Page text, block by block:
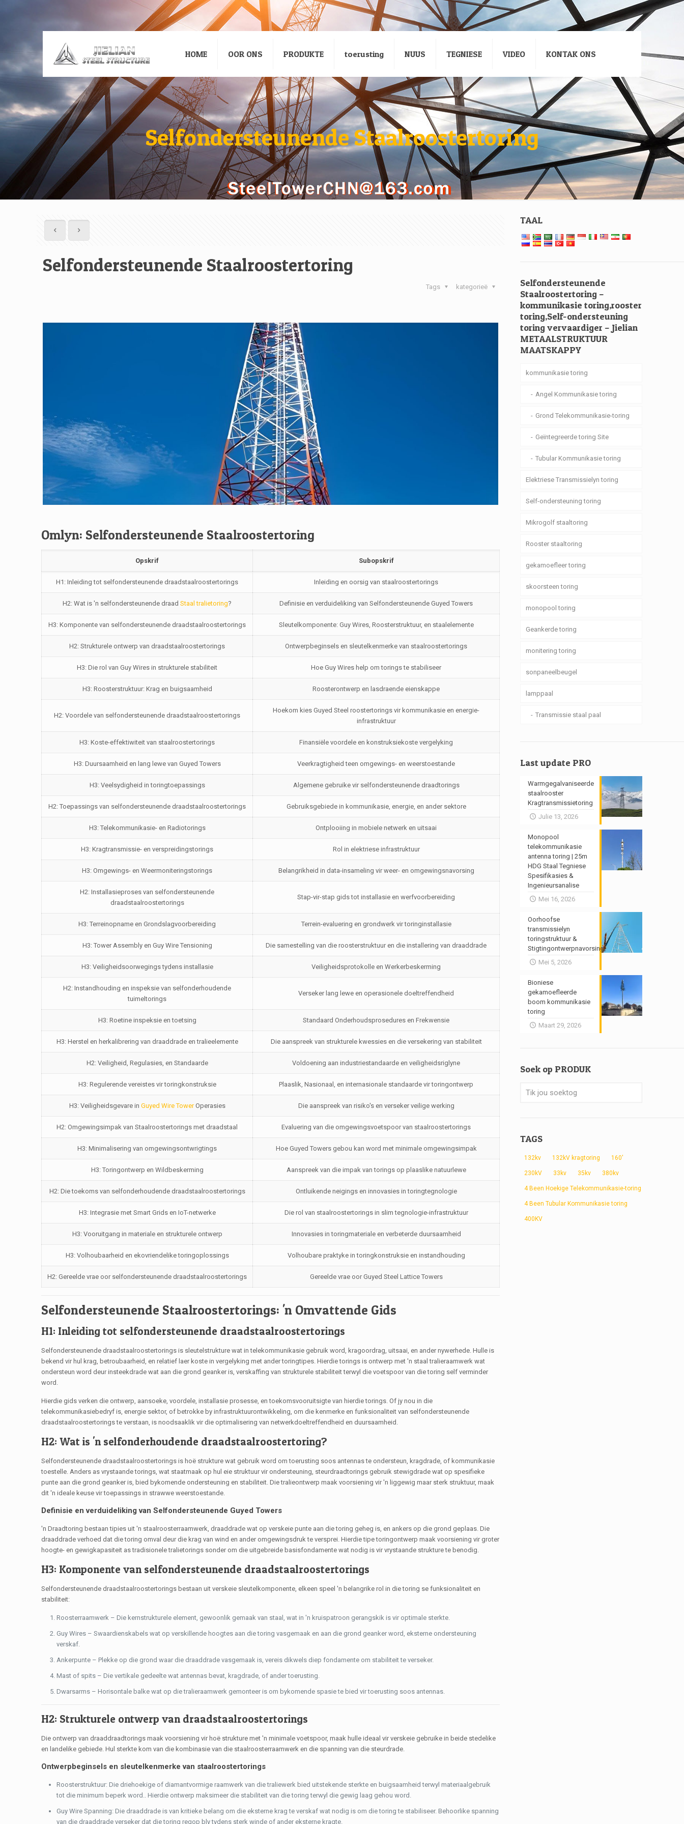
HOME OOR ONS PRODUKTE toerusting NUUS TEGNIESE VIDEO KONTAK ONS
Selfondersteunende Staalroostertoring
Selfondersteunende Staalroostertoring
kategorieë
Tags
Omlyn: Selfondersteunende Staalroostertoring
Opskrif Subopskrif
H1: Inleiding tot selfondersteunende draadstaalroostertorings Inleiding en oorsig van staalroostertorings
H2: Wat is 'n selfondersteunende draadStaal tralietoring? Definisie en verduideliking van Selfondersteunende Guyed Towers
H3: Komponente van selfondersteunende draadstaalroostertorings Sleutelkomponente: Guy Wires, Roosterstruktuur, en staalelemente
H2: Strukturele ontwerp van draadstaalroostertorings Ontwerpbeginsels en sleutelkenmerke van staalroostertorings
H3: Die rol van Guy Wires in strukturele stabiliteit Hoe Guy Wires help om torings te stabiliseer
H3: Roosterstruktuur: Krag en buigsaamheid Roosterontwerp en lasdraende eienskappe
H2: Voordele van selfondersteunende draadstaalroostertorings
Hoekom kies Guyed Steel roostertorings vir kommunikasie en energie-
infrastruktuur
H3: Koste-effektiwiteit van staalroostertorings Finansiële voordele en konstruksiekoste vergelyking
H3: Duursaamheid en lang lewe van Guyed Towers Veerkragtigheid teen omgewings- en weerstoestande
H3: Veelsydigheid in toringtoepassings Algemene gebruike vir selfondersteunende draadtorings
H2: Toepassings van selfondersteunende draadstaalroostertorings Gebruiksgebiede in kommunikasie, energie, en ander sektore
H3: Telekommunikasie- en Radiotorings Ontplooiing in mobiele netwerk en uitsaai
H3: Kragtransmissie- en verspreidingstorings Rol in elektriese infrastruktuur
H3: Omgewings- en Weermoniteringstorings Belangrikheid in data-insameling vir weer- en omgewingsnavorsing
H2: Installasieproses van selfondersteunende
draadstaalroostertorings
Stap-vir-stap gids tot installasie en werfvoorbereiding
H3: Terreinopname en Grondslagvoorbereiding Terrein-evaluering en grondwerk vir toringinstallasie
H3: Tower Assembly en Guy Wire Tensioning Die samestelling van die roosterstruktuur en die installering van draaddrade
H3: Veiligheidsoorwegings tydens installasie Veiligheidsprotokolle en Werkerbeskerming
H2: Instandhouding en inspeksie van selfonderhoudende
tuimeltorings
Verseker lang lewe en operasionele doeltreffendheid
H3: Roetine inspeksie en toetsing Standaard Onderhoudsprosedures en Frekwensie
H3: Herstel en herkalibrering van draaddrade en tralieelemente Die aanspreek van strukturele kwessies en die versekering van stabiliteit
H2: Veiligheid, Regulasies, en Standaarde Voldoening aan industriestandaarde en veiligheidsriglyne
H3: Regulerende vereistes vir toringkonstruksie Plaaslik, Nasionaal, en internasionale standaarde vir toringontwerp
H3: Veiligheidsgevare in Guyed Wire TowerOperasies Die aanspreek van risiko's en verseker veilige werking
H2: Omgewingsimpak van Staalroostertorings met draadstaal Evaluering van die omgewingsvoetspoor van staalroostertorings
H3: Minimalisering van omgewingsontwrigtings Hoe Guyed Towers gebou kan word met minimale omgewingsimpak
H3: Toringontwerp en Wildbeskerming Aanspreek van die impak van torings op plaaslike natuurlewe
H2: Die toekoms van selfonderhoudende draadstaalroostertorings Ontluikende neigings en innovasies in toringtegnologie
H3: Integrasie met Smart Grids en IoT-netwerke Die rol van staalroostertorings in slim tegnologie-infrastruktuur
H3: Vooruitgang in materiale en strukturele ontwerp Innovasies in toringmateriale en verbeterde duursaamheid
H3: Volhoubaarheid en ekovriendelike toringoplossings Volhoubare praktyke in toringkonstruksie en instandhouding
H2: Gereelde vrae oor selfondersteunende draadstaalroostertorings Gereelde vrae oor Guyed Steel Lattice Towers
Selfondersteunende Staalroostertorings: 'n Omvattende Gids
H1: Inleiding tot selfondersteunende draadstaalroostertorings
Selfondersteunende draadstaalroostertorings is sleutelstrukture wat in telekommunikasie gebruik word, kragoordrag, uitsaai, en ander nywerhede. Hulle is
bekend vir hul krag, betroubaarheid, en relatief laer koste in vergelyking met ander toringtipes. Hierdie torings is ontwerp met 'n staal tralieraamwerk wat
ondersteun word deur insteekdrade wat aan die grond geanker is, verskaffing van strukturele stabiliteit terwyl die voetspoor van die toring self verminder
word.
Hierdie gids verken die ontwerp, aansoeke, voordele, installasie prosesse, en toekomsvooruitsigte van hierdie torings. Of jy nou in die
telekommunikasiebedryf is, energie sektor, of betrokke by infrastruktuurontwikkeling, om die kenmerke en funksionaliteit van selfondersteunende
draadstaalroostertorings te verstaan, is noodsaaklik vir die optimalisering van netwerkdoeltreffendheid en duursaamheid.
H2: Wat is 'n selfonderhoudende draadstaalroostertoring?
Selfondersteunende draadstaalroostertorings is hoë strukture wat gebruik word om toerusting soos antennas te ondersteun, kragdrade, of kommunikasie
toestelle. Anders as vrystaande torings, wat staatmaak op hul eie struktuur vir ondersteuning, steurdraadtorings gebruik stewigdrade wat op spesifieke
punte aan die grond geanker is, bied bykomende ondersteuning en stabiliteit. Die tralieontwerp maak voorsiening vir 'n liggewig maar sterk struktuur, maak
dit 'n ideale keuse vir toepassings in strawwe weerstoestande.
Definisie en verduideliking van Selfondersteunende Guyed Towers
'n Draadtoring bestaan ​​tipies uit 'n staalroosterraamwerk, draaddrade wat op verskeie punte aan die toring geheg is, en ankers op die grond geplaas. Die
draaddrade verhoed dat die toring omval deur die krag van wind en ander omgewingsdruk te versprei. Hierdie tipe toringontwerp maak voorsiening vir groter
hoogte- en gewigkapasiteit as tradisionele tralietorings sonder om die uitgebreide basisfondamente wat nodig is vir vrystaande strukture te benodig.
H3: Komponente van selfondersteunende draadstaalroostertorings
Selfondersteunende draadstaalroostertorings bestaan ​​uit verskeie sleutelkomponente, elkeen speel 'n belangrike rol in die toring se funksionaliteit en
stabiliteit:
Roosterraamwerk – Die kernstrukturele element, gewoonlik gemaak van staal, wat in 'n kruispatroon gerangskik is vir optimale sterkte.
Guy Wires – Swaardienskabels wat op verskillende hoogtes aan die toring vasgemaak en aan die grond geanker word, eksterne ondersteuning
verskaf.
Ankerpunte – Plekke op die grond waar die draaddrade vasgemaak is, vereis dikwels diep fondamente om stabiliteit te verseker.
Mast of spits – Die vertikale gedeelte wat antennas bevat, kragdrade, of ander toerusting.
Dwarsarms – Horisontale balke wat op die tralieraamwerk gemonteer is om bykomende spasie te bied vir toerusting soos antennas.
H2: Strukturele ontwerp van draadstaalroostertorings
Die ontwerp van draaddraadtorings maak voorsiening vir hoë strukture met 'n minimale voetspoor, maak hulle ideaal vir verskeie gebruike in beide stedelike
en landelike gebiede. Hul sterkte kom van die kombinasie van die staalroosterraamwerk en die spanning van die steurdrade.
Ontwerpbeginsels en sleutelkenmerke van staalroostertorings
Roosterstruktuur: Die driehoekige of diamantvormige raamwerk van die traliewerk bied uitstekende sterkte en buigsaamheid terwyl materiaalgebruik
tot die minimum beperk word.. Hierdie ontwerp maksimeer die stabiliteit van die toring terwyl die gewig laag gehou word.
Guy Wire Spanning: Die draaddrade is van kritieke belang om die eksterne krag te verskaf wat nodig is om die toring te stabiliseer. Behoorlike spanning
van die draaddrade verseker dat die toring regop bly tydens sterk winde of ander eksterne kragte.
TAAL
Selfondersteunende
Staalroostertoring –
kommunikasie toring,rooster
toring,Self-ondersteuning
toring vervaardiger – Jielian
METAALSTRUKTUUR
MAATSKAPPY
kommunikasie toring
Angel Kommunikasie toring
Grond Telekommunikasie-toring
Geïntegreerde toring Site
Tubular Kommunikasie toring
Elektriese Transmissielyn toring
Self-ondersteuning toring
Mikrogolf staaltoring
Rooster staaltoring
gekamoefleer toring
skoorsteen toring
monopool toring
Geankerde toring
monitering toring
sonpaneelbeugel
lamppaal
Transmissie staal paal
Last update PRO
Warmgegalvaniseerde
staalrooster
Kragtransmissietoring
Julie 13, 2026
Monopool
telekommunikasie
antenna toring | 25m
HDG Staal Tegniese
Spesifikasies &
Ingenieursanalise
Mei 16, 2026
Oorhoofse
transmissielyn
toringstruktuur &
Stigtingontwerpnavorsing
Mei 5, 2026
Bioniese
gekamoefleerde
boom kommunikasie
toring
Maart 29, 2026
Soek op PRODUK
TAGS
132kv 132kV kragtoring 160'
230kV 33kv 35kv 380kv
4 Been Hoekige Telekommunikasie-toring
4 Been Tubular Kommunikasie toring
400KV